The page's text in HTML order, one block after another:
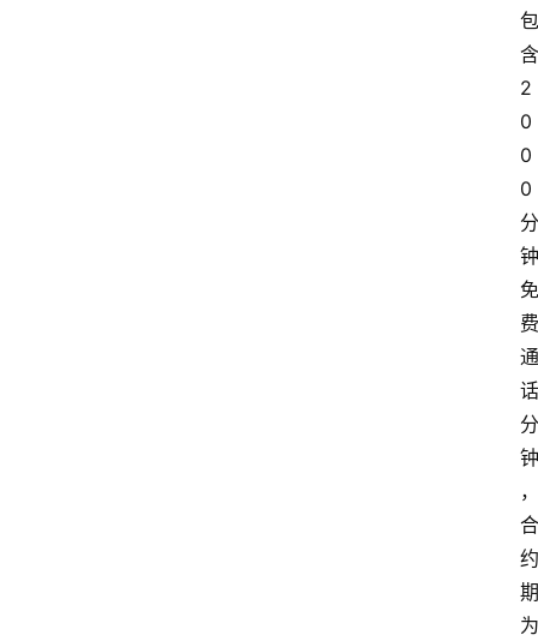
包
含
2
0
0
0
分
钟
免
费
通
话
分
钟
，
合
约
期
为